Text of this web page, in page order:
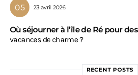
23 avril 2026
Où séjourner à l’île de Ré pour des
vacances de charme ?
RECENT POSTS